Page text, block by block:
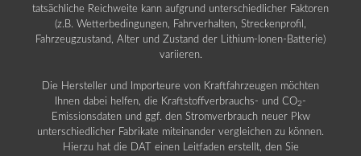
tatsächliche Reichweite kann aufgrund unterschiedlicher Faktoren
(z.B. Wetterbedingungen, Fahrverhalten, Streckenprofil,
Fahrzeugzustand, Alter und Zustand der Lithium-Ionen-Batterie)
variieren.
Die Hersteller und Importeure von Kraftfahrzeugen möchten
Ihnen dabei helfen, die Kraftstoffverbrauchs- und CO2 -
Emissionsdaten und ggf. den Stromverbrauch neuer Pkw
unterschiedlicher Fabrikate miteinander vergleichen zu können.
Hierzu hat die DAT einen Leitfaden erstellt, den Sie